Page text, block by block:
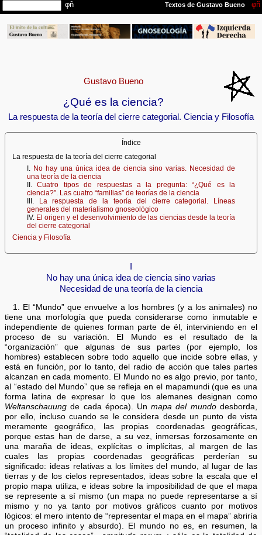
Gustavo Bueno
¿Qué es la ciencia?
La respuesta de la teoría del cierre categorial. Ciencia y Filosofía
Índice
La respuesta de la teoría del cierre categorial
I. No hay una única idea de ciencia sino varias. Necesidad de
una teoría de la ciencia
II.Cuatro tipos de respuestas a la pregunta: “¿Qué es la
ciencia?”. Las cuatro “familias” de teorías de la ciencia
III. La respuesta de la teoría del cierre categorial. Líneas
generales del materialismo gnoseológico
IV. El origen y el desenvolvimiento de las ciencias desde la teoría
del cierre categorial
Ciencia y Filosofía
I
No hay una única idea de ciencia sino varias
Necesidad de una teoría de la ciencia
1. El “Mundo” que envuelve a los hombres (y a los animales) no
tiene una morfología que pueda considerarse como inmutable e
independiente de quienes forman parte de él, interviniendo en el
proceso de su variación. El Mundo es el resultado de la
“organización” que algunas de sus partes (por ejemplo, los
hombres) establecen sobre todo aquello que incide sobre ellas, y
está en función, por lo tanto, del radio de acción que tales partes
alcanzan en cada momento. El Mundo no es algo previo, por tanto,
al “estado del Mundo” que se refleja en el mapamundi (que es una
forma latina de expresar lo que los alemanes designan como
Weltanschauung de cada época). Unmapa del mundodesborda,
por ello, incluso cuando se le considera desde un punto de vista
meramente geográfico, las propias coordenadas geográficas,
porque estas han de darse, a su vez, inmersas forzosamente en
una maraña de ideas, explícitas o implícitas, al margen de las
cuales las propias coordenadas geográficas perderían su
significado: ideas relativas a los límites del mundo, al lugar de las
tierras y de los cielos representados, ideas sobre la escala que el
propio mapa utiliza, e ideas sobre la imposibilidad de que el mapa
se represente a sí mismo (un mapa no puede representarse a sí
mismo y no ya tanto por motivos gráficos cuanto por motivos
lógicos: el mero intento de “representar el mapa en el mapa” abriría
un proceso infinito y absurdo). El mundo no es, en resumen, la